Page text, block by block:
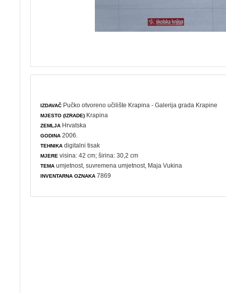
IZDAVAČ Pučko otvoreno učilište Krapina - Galerija grada Krapine
MJESTO (IZRADE) Krapina
ZEMLJA Hrvatska
GODINA 2006.
TEHNIKA digitalni tisak
MJERE visina: 42 cm; širina: 30,2 cm
TEMA umjetnost ,suvremena umjetnost , Maja Vukina
INVENTARNA OZNAKA 7869